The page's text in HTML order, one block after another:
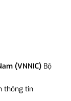
(VNNIC) Bộ
thông tin